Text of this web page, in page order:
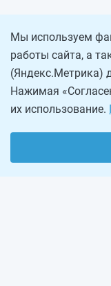
Мы используем
работы сайта, а
(Яндекс.Метрика)
Нажимая
их использование.